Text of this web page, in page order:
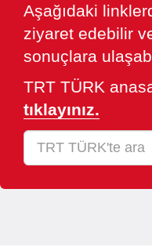
Aşağıdaki
ziyaret edebilir
sonuçlara
TRT TÜRK
tıklayınız.